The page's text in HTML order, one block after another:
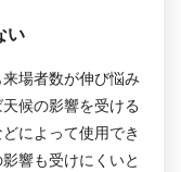
い
場者数が伸び悩み
候の影響を受ける
によって使用でき
響も受けにくいと